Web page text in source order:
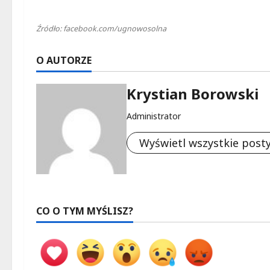
Źródło: facebook.com/ugnowosolna
O AUTORZE
Krystian Borowski
Administrator
Wyświetl wszystkie
CO O TYM MYŚLISZ?